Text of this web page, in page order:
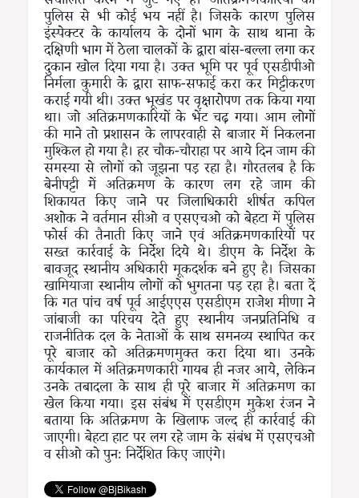
पुलिस से भी कोई भय नहीं है। जिसके कारण पुलिस
इंस्पेक्टर के कार्यालय के दोनों भाग के साथ थाना के
दक्षिणी भाग में ठेला चालकों के द्वारा बांस-बल्ला लगा कर
दुकान खोल दिया गया है। उक्त भूमि पर पूर्व एसडीपीओ
निर्मला कुमारी के द्वारा साफ-सफाई करा कर मिट्टीकरण
कराई गयी थी। उक्त भूखंड पर वृक्षारोपण तक किया गया
था। जो अतिक्रमणकारियों के भेंट चढ़ गया। आम लोगों
की माने तो प्रशासन के लापरवाही से बाजार में निकलना
मुश्किल हो गया है। हर चौक-चौराहा पर आये दिन जाम की
समस्या से लोगों को जूझना पड़ रहा है। गौरतलब है कि
बेनीपट्टी में अतिक्रमण के कारण लग रहे जाम की
शिकायत किए जाने पर जिलाधिकारी शीर्षत कपिल
अशोक ने वर्तमान सीओ व एसएचओ को बेहटा में पुलिस
फोर्स की तैनाती किए जाने एवं अतिक्रमणकारियों पर
सख्त कार्रवाई के निर्देश दिये थे। डीएम के निर्देश के
बावजूद स्थानीय अधिकारी मूकदर्शक बने हुए है। जिसका
खामियाजा स्थानीय लोगों को भुगतना पड़ रहा है। बता दें
कि गत पांच वर्ष पूर्व आईएएस एसडीएम राजेश मीणा ने
जांबाजी का परिचय देते हुए स्थानीय जनप्रतिनिधि व
राजनीतिक दल के नेताओं के साथ समनव्य स्थापित कर
पूरे बाजार को अतिक्रमणमुक्त करा दिया था। उनके
कार्यकाल में अतिक्रमणकारी गायब ही नजर आये, लेकिन
उनके तबादला के साथ ही पूरे बाजार में अतिक्रमण का
खेल किया गया। इस संबंध में एसडीएम मुकेश रंजन ने
बताया कि अतिक्रमण के खिलाफ जल्द ही कार्रवाई की
जाएगी। बेहटा हाट पर लग रहे जाम के संबंध में एसएचओ
व सीओ को पुनः निर्देशित किए जाएंगे।